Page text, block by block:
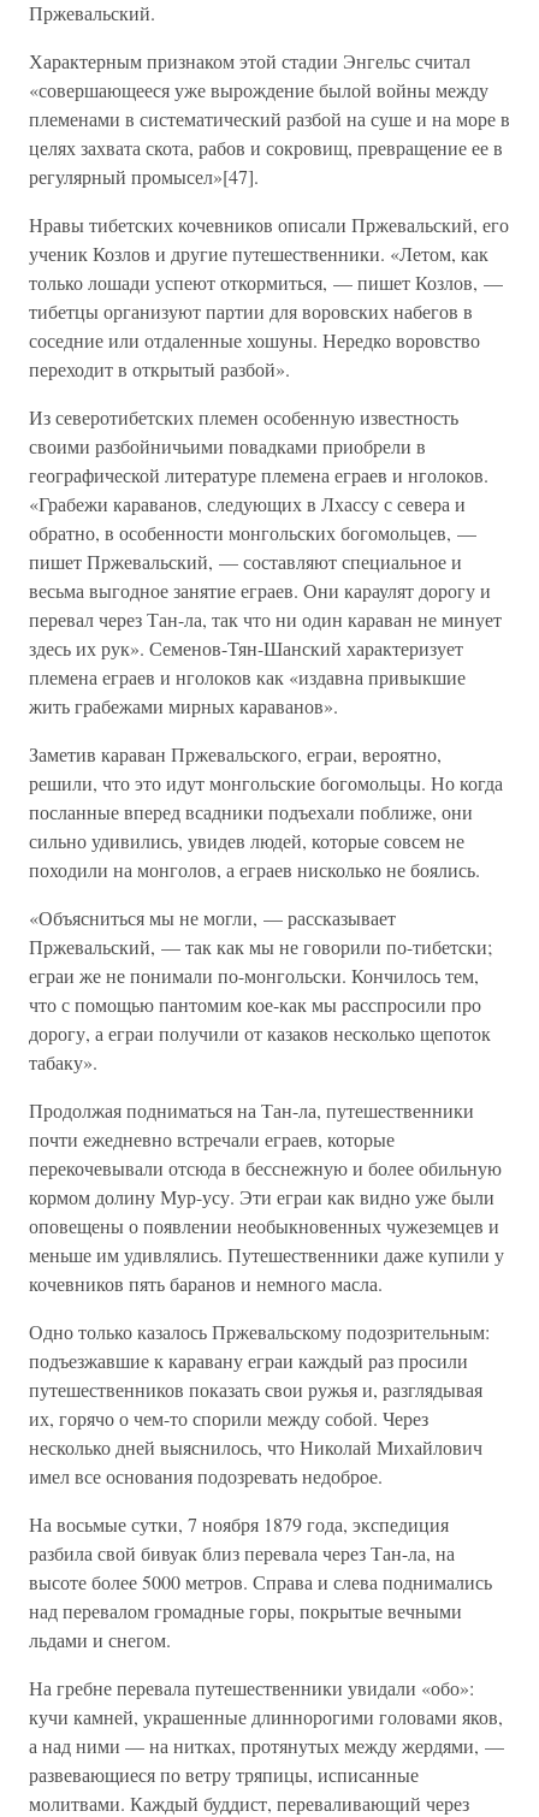
Пржевальский.
Характерным признаком этой стадии Энгельс считал
«совершающееся уже вырождение былой войны между
племенами в систематический разбой на суше и на море в
целях захвата скота, рабов и сокровищ, превращение ее в
регулярный промысел»[47].
Нравы тибетских кочевников описали Пржевальский, его
ученик Козлов и другие путешественники. «Летом, как
только лошади успеют откормиться, — пишет Козлов, —
тибетцы организуют партии для воровских набегов в
соседние или отдаленные хошуны. Нередко воровство
переходит в открытый разбой».
Из северотибетских племен особенную известность
своими разбойничьими повадками приобрели в
географической литературе племена еграев и нголоков.
«Грабежи караванов, следующих в Лхассу с севера и
обратно, в особенности монгольских богомольцев, —
пишет Пржевальский, — составляют специальное и
весьма выгодное занятие еграев. Они караулят дорогу и
перевал через Тан-ла, так что ни один караван не минует
здесь их рук». Семенов-Тян-Шанский характеризует
племена еграев и нголоков как «издавна привыкшие
жить грабежами мирных караванов».
Заметив караван Пржевальского, еграи, вероятно,
решили, что это идут монгольские богомольцы. Но когда
посланные вперед всадники подъехали поближе, они
сильно удивились, увидев людей, которые совсем не
походили на монголов, а еграев нисколько не боялись.
«Объясниться мы не могли, — рассказывает
Пржевальский, — так как мы не говорили по-тибетски;
еграи же не понимали по-монгольски. Кончилось тем,
что с помощью пантомим кое-как мы расспросили про
дорогу, а еграи получили от казаков несколько щепоток
табаку».
Продолжая подниматься на Тан-ла, путешественники
почти ежедневно встречали еграев, которые
перекочевывали отсюда в бесснежную и более обильную
кормом долину Мур-усу. Эти еграи как видно уже были
оповещены о появлении необыкновенных чужеземцев и
меньше им удивлялись. Путешественники даже купили у
кочевников пять баранов и немного масла.
Одно только казалось Пржевальскому подозрительным:
подъезжавшие к каравану еграи каждый раз просили
путешественников показать свои ружья и, разглядывая
их, горячо о чем-то спорили между собой. Через
несколько дней выяснилось, что Николай Михайлович
имел все основания подозревать недоброе.
На восьмые сутки, 7 ноября 1879 года, экспедиция
разбила свой бивуак близ перевала через Тан-ла, на
высоте более 5000 метров. Справа и слева поднимались
над перевалом громадные горы, покрытые вечными
льдами и снегом.
На гребне перевала путешественники увидали «обо»:
кучи камней, украшенные длиннорогими головами яков,
а над ними — на нитках, протянутых между жердями, —
развевающиеся по ветру тряпицы, исписанные
молитвами. Каждый буддист, переваливающий через